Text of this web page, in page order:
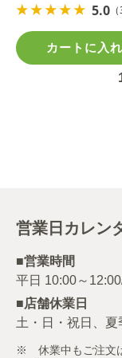
5.0
カートに入
営業日カレン
■営業時間
■店舗休業日
土・日・祝日、
※ 休業中もご注文